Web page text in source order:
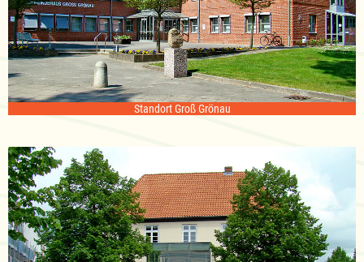
Standort Groß Grönau